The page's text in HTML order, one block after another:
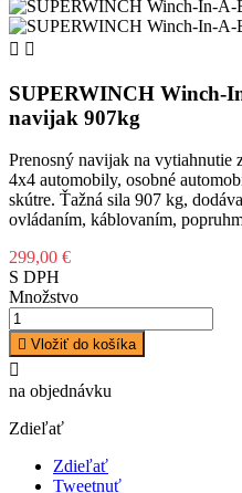
 
SUPERWINCH Winch-
navijak 907kg
Prenosný navijak na vytiahnutie
4x4 automobily, osobné
skútre. Ťažná sila 907 kg,
ovládaním, káblovaním,
299,00 €
S DPH
Množstvo
 Vložiť do košíka

na objednávku
Zdieľať
Zdieľať
Tweetnuť